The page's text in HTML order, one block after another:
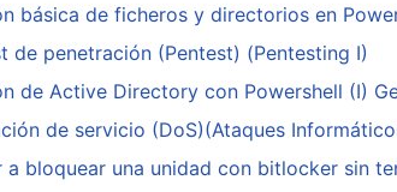
básica de ficheros y directorios en
de penetración (Pentest) (Pentesting I)
de Active Directory con Powershell (I)
de servicio (DoS)(Ataques
bloquear una unidad con bitlocker sin